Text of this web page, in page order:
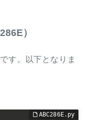
）
す。以下となりま